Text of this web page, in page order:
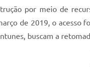
por meio de
de 2019, o acesso
buscam a